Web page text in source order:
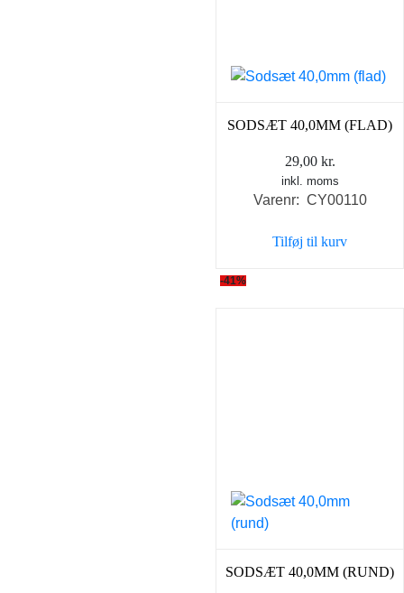
SODSÆT 40,0MM (FLAD)
29,00 kr.
inkl. moms
Varenr: CY00110
Tilføj til kurv
-41%
SODSÆT 40,0MM (RUND)